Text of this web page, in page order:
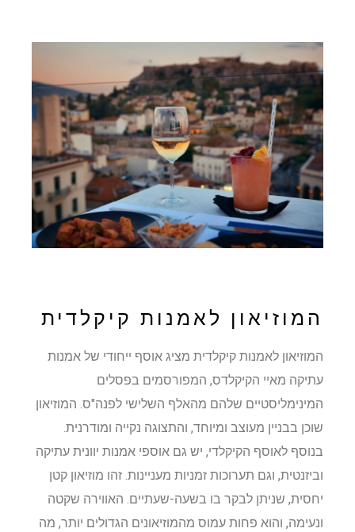
המוזיאון לאמנות קיקלדית
המוזיאון לאמנות קיקלדית מציג אוסף ייחודי של אמנות
עתיקה מאיי הקיקלדס, המפורסמים בפסלים
המינימליסטיים שלהם מהאלף השלישי לפנה"ס. המוזיאון
שוכן בבניין מעוצב ומיוחד, והתצוגה נקייה ומודרנית.
בנוסף לאוסף הקיקלדי, יש גם אוספי אמנות יוונית עתיקה
וביזנטית, וגם תערוכות זמניות מעניינות. זהו מוזיאון קטן
יחסית, שניתן לבקר בו בשעה-שעתיים. האווירה שקטה
ונעימה, והוא פחות עמוס מהמוזיאונים הגדולים יותר, מה